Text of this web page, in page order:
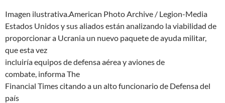
Imagen ilustrativa.American Photo Archive / Legion-Media
Estados Unidos y sus aliados están analizando la viabilidad de
proporcionar a Ucrania un nuevo paquete de ayuda militar,
que esta vez
incluiría equipos de defensa aérea y aviones de
combate, informa The
Financial Times citando a un alto funcionario de Defensa del
país